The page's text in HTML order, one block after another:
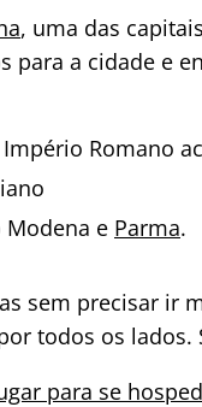
, uma das
para a cidade e
Romano
Modena e Parma.
sem precisar ir
todos os
para se